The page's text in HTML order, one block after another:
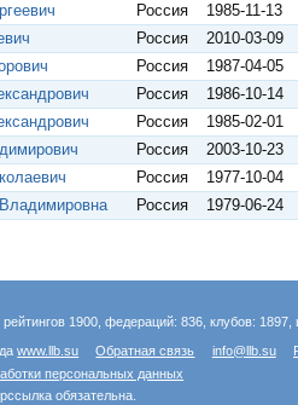
Россия
1985-11-13
Россия
2010-03-09
Россия
1987-04-05
Россия
1986-10-14
Россия
1985-02-01
Россия
2003-10-23
Россия
1977-10-04
Россия 1979-06-24
1900, федераций: 836, клубов:
www.llb.su Обратная связь info@llb.su
персональных данных
обязательна.